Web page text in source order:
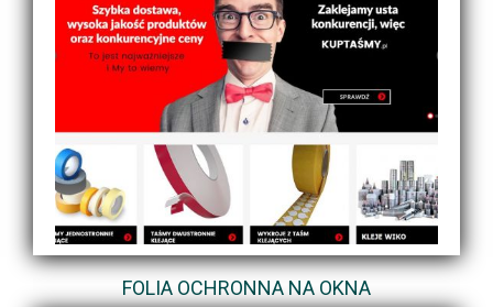
FOLIA OCHRONNA NA OKNA